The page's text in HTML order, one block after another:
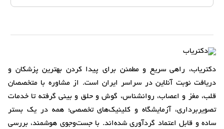
دکتریاب، راهی سریع و مطمئن برای پیدا کردن بهترین پزشکان و
دریافت نوبت آنلاین در سراسر ایران است. از مشاوره با متخصصان
قلب، مغز و اعصاب، روانشناس، گوش و حلق و بینی گرفته تا خدمات
تصویربرداری، آزمایشگاه و کلینیک‌های تخصصی؛ همه در یک بستر
ساده و قابل اعتماد گردآوری شده‌اند. با جست‌وجوی هوشمند، بررسی